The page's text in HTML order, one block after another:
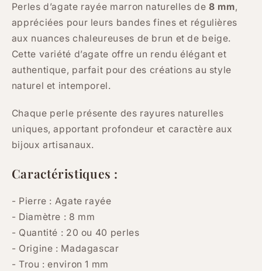
Perles d’agate rayée marron naturelles de8 mm,
appréciées pour leurs bandes fines et régulières
aux nuances chaleureuses de brun et de beige.
Cette variété d’agate offre un rendu élégant et
authentique, parfait pour des créations au style
naturel et intemporel.
Chaque perle présente des rayures naturelles
uniques, apportant profondeur et caractère aux
bijoux artisanaux.
Caractéristiques :
- Pierre : Agate rayée
- Diamètre : 8 mm
- Quantité : 20 ou 40 perles
- Origine : Madagascar
- Trou : environ 1 mm